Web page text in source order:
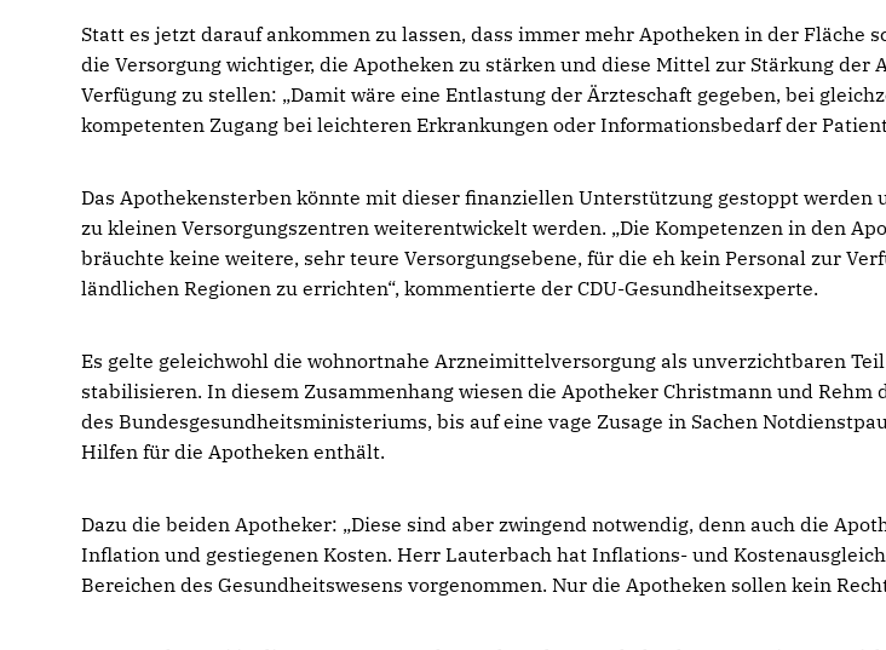
Statt es jetzt darauf ankommen zu lassen, dass immer mehr Apotheken in der Fläche
die Versorgung wichtiger, die Apotheken zu stärken und diese Mittel zur Stärkung der
Verfügung zu stellen: „Damit wäre eine Entlastung der Ärzteschaft gegeben, bei
kompetenten Zugang bei leichteren Erkrankungen oder Informationsbedarf der
Das Apothekensterben könnte mit dieser finanziellen Unterstützung gestoppt werden
zu kleinen Versorgungszentren weiterentwickelt werden. „Die Kompetenzen in den
bräuchte keine weitere, sehr teure Versorgungsebene, für die eh kein Personal zur
ländlichen Regionen zu errichten“, kommentierte der CDU-Gesundheitsexperte.
Es gelte geleichwohl die wohnortnahe Arzneimittelversorgung als unverzichtbaren
stabilisieren. In diesem Zusammenhang wiesen die Apotheker Christmann und Rehm
des Bundesgesundheitsministeriums, bis auf eine vage Zusage in Sachen
Hilfen für die Apotheken enthält.
Dazu die beiden Apotheker: „Diese sind aber zwingend notwendig, denn auch die
Inflation und gestiegenen Kosten. Herr Lauterbach hat Inflations- und
Bereichen des Gesundheitswesens vorgenommen. Nur die Apotheken sollen kein